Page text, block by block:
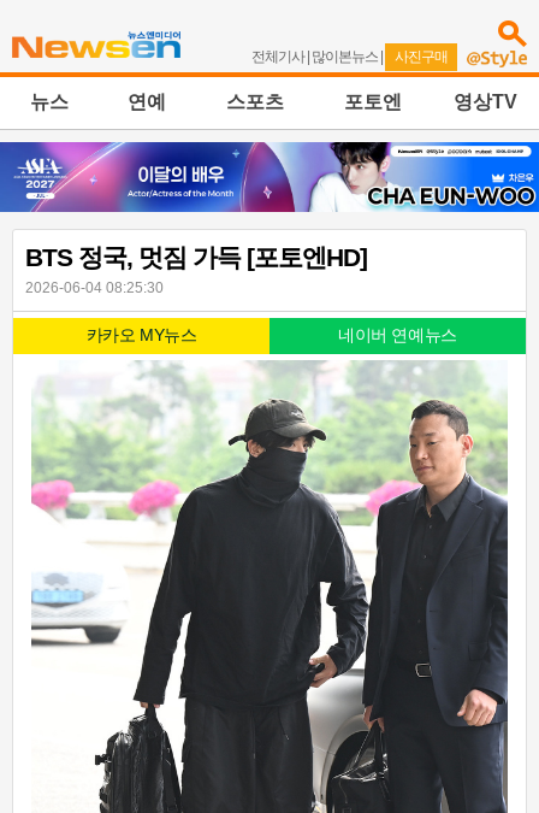
전체기사| 많이본뉴스 | 사진구매
뉴스 연예 스포츠 포토엔 영상TV
BTS 정국, 멋짐 가득 [포토엔HD]
2026-06-04 08:25:30
카카오 MY뉴스 네이버 연예뉴스